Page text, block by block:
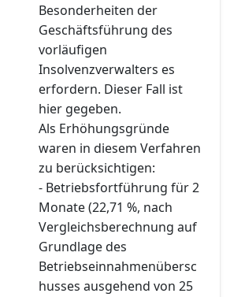
Besonderheiten der
Geschäftsführung des
vorläufigen
Insolvenzverwalters es
erfordern. Dieser Fall ist
hier gegeben.
Als Erhöhungsgründe
waren in diesem Verfahren
zu berücksichtigen:
- Betriebsfortführung für 2
Monate (22,71 %, nach
Vergleichsberechnung auf
Grundlage des
Betriebseinnahmenübersc
husses ausgehend von 25